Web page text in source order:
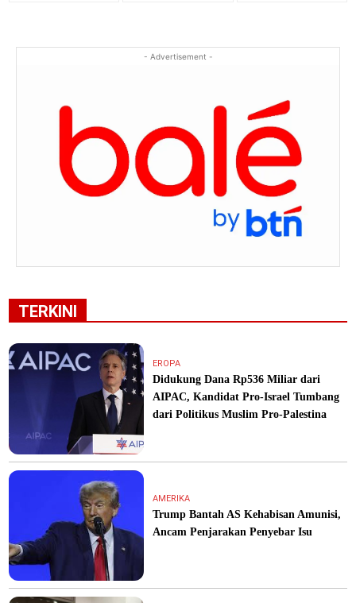
- Advertisement -
TERKINI
EROPA
Didukung Dana Rp536 Miliar dari
AIPAC, Kandidat Pro-Israel Tumbang
dari Politikus Muslim Pro-Palestina
AMERIKA
Trump Bantah AS Kehabisan Amunisi,
Ancam Penjarakan Penyebar Isu